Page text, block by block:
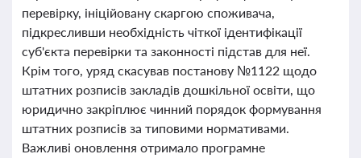
перевірку, ініційовану скаргою споживача,
підкресливши необхідність чіткої ідентифікації
суб'єкта перевірки та законності підстав для неї.
Крім того, уряд скасував постанову №1122 щодо
штатних розписів закладів дошкільної освіти, що
юридично закріплює чинний порядок формування
штатних розписів за типовими нормативами.
Важливі оновлення отримало програмне